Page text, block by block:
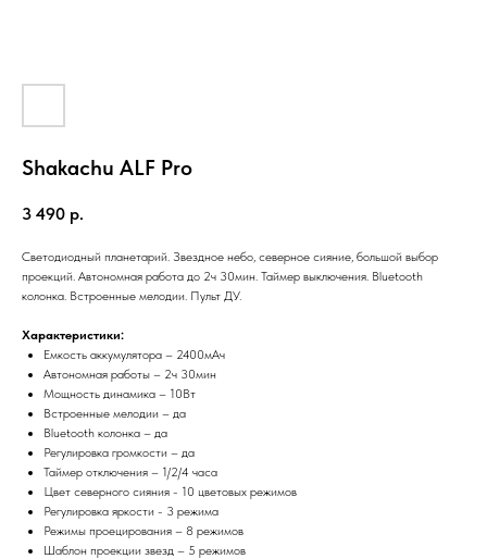
Shakachu ALF Pro
3 490 р.
Светодиодный планетарий. Звездное небо, северное сияние, большой выбор
проекций. Автономная работа до 2ч 30мин. Таймер выключения. Bluetooth
колонка. Встроенные мелодии. Пульт ДУ.
Характеристики:
Емкость аккумулятора – 2400мАч
Автономная работы – 2ч 30мин
Мощность динамика – 10Вт
Встроенные мелодии – да
Bluetooth колонка – да
Регулировка громкости – да
Таймер отключения – 1/2/4 часа
Цвет северного сияния - 10 цветовых режимов
Регулировка яркости - 3 режима
Режимы проецирования – 8 режимов
Шаблон проекции звезд – 5 режимов